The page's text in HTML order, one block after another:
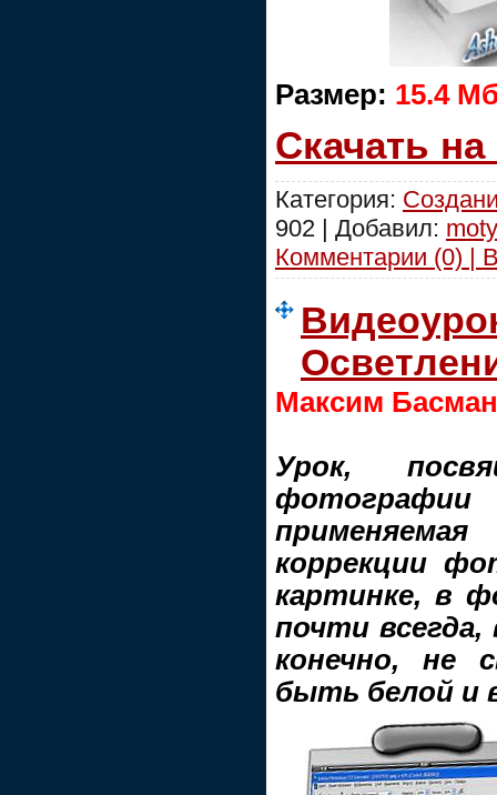
Размер: 15.4
Скачать
Категория:
902 | Добавил:
Комментарии (0) |
Максим
Урок,
коррекции
картинке, в
почти всегда,
конечно, не
быть белой и